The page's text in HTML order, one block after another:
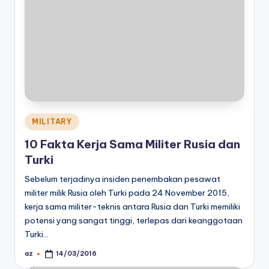
Posted
in
MILITARY
10 Fakta Kerja Sama Militer Rusia dan
Turki
Sebelum terjadinya insiden penembakan pesawat
militer milik Rusia oleh Turki pada 24 November 2015,
kerja sama militer-teknis antara Rusia dan Turki memiliki
potensi yang sangat tinggi, terlepas dari keanggotaan
Turki…
Posted
az 14/03/2016